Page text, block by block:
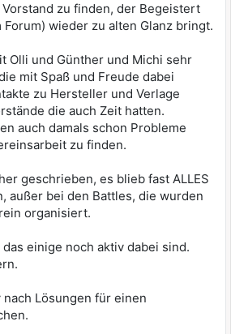
zu finden, der Begeistert
wieder zu alten Glanz bringt.
Olli und Günther und Michi sehr
mit Spaß und Freude dabei
zu Hersteller und Verlage
die auch Zeit hatten.
auch damals schon Probleme
zu finden.
geschrieben, es blieb fast ALLES
außer bei den Battles, die wurden
organisiert.
einige noch aktiv dabei sind.
nach Lösungen für einen